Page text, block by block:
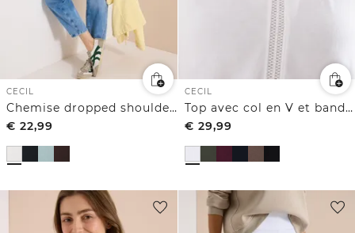
CECIL
Chemise dropped shoulder avec col en V
€ 22,99
CECIL
Top avec col en V et bande crocheté
€ 29,99